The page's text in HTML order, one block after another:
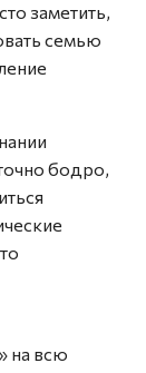
заметить,
семью
бодро,
на всю